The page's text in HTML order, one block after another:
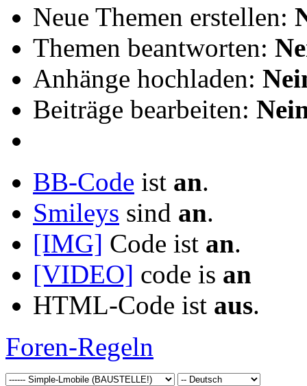
Neue Themen erstellen:
Themen beantworten:
Anhänge hochladen:
Beiträge bearbeiten:
BB-Code ist an.
Smileys sind an.
[IMG] Code ist an.
[VIDEO] code is an
HTML-Code ist aus.
Foren-Regeln